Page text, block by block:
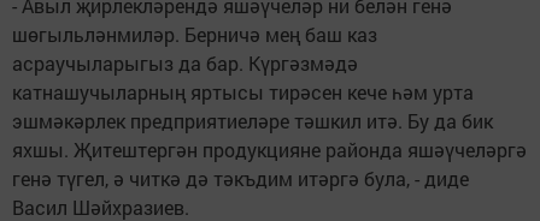
- Авыл җирлекләрендә яшәүчеләр ни белән генә
шөгыльләнмиләр. Берничә мең баш каз
асраучыларыгыз да бар. Күргәзмәдә
катнашучыларның яртысы тирәсен кече һәм урта
эшмәкәрлек предприятиеләре тәшкил итә. Бу да бик
яхшы. Җитештергән продукцияне районда яшәүчеләргә
генә түгел, ә читкә дә тәкъдим итәргә була, - диде
Васил Шәйхразиев.